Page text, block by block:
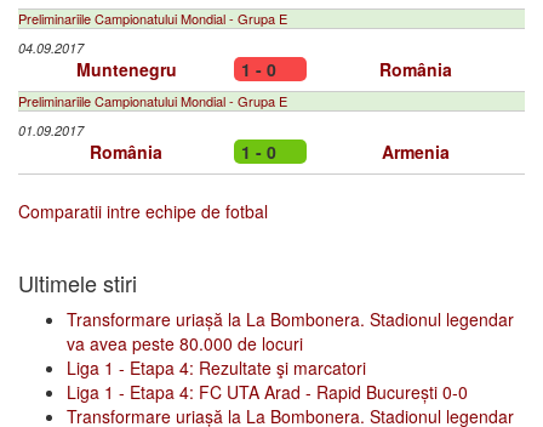
Preliminariile Campionatului Mondial - Grupa E
04.09.2017
Muntenegru 1 - 0 România
Preliminariile Campionatului Mondial - Grupa E
01.09.2017
România 1 - 0 Armenia
Comparatii intre echipe de fotbal
Ultimele stiri
Transformare uriașă la La Bombonera. Stadionul legendar
va avea peste 80.000 de locuri
Liga 1 - Etapa 4: Rezultate şi marcatori
Liga 1 - Etapa 4: FC UTA Arad - Rapid București 0-0
Transformare uriașă la La Bombonera. Stadionul legendar